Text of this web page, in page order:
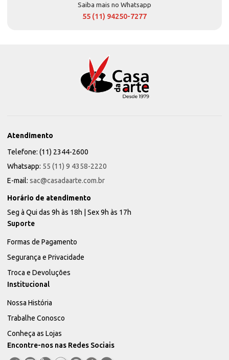
Saiba mais no Whatsapp
55 (11) 94250-7277
Atendimento
Telefone: (11) 2344-2600
Whatsapp: 55 (11) 9 4358-2220
E-mail: sac@casadaarte.com.br
Horário de atendimento
Seg à Qui das 9h às 18h | Sex 9h às 17h
Suporte
Formas de Pagamento
Segurança e Privacidade
Troca e Devoluções
Institucional
Nossa História
Trabalhe Conosco
Conheça as Lojas
Encontre-nos nas Redes Sociais